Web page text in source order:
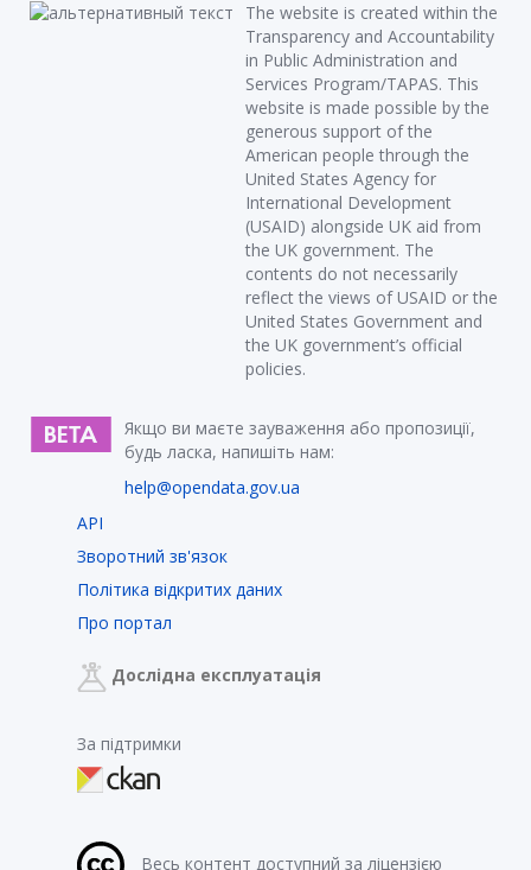
The website is created within the
Transparency and Accountability
in Public Administration and
Services Program/TAPAS. This
website is made possible by the
generous support of the
American people through the
United States Agency for
International Development
(USAID) alongside UK aid from
the UK government. The
contents do not necessarily
reflect the views of USAID or the
United States Government and
the UK government’s official
policies.
Якщо ви маєте зауваження або пропозиції,
будь ласка, напишіть нам:
help@opendata.gov.ua
API
Зворотний зв'язок
Політика відкритих даних
Про портал
Дослідна експлуатація
За підтримки
Весь контент доступний за ліцензією